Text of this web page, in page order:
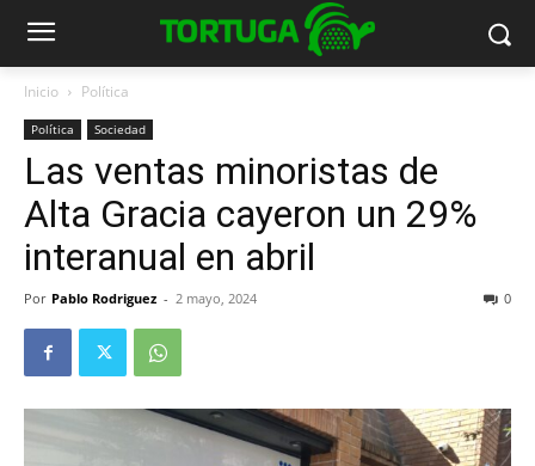
Inicio Política
Política Sociedad
Las ventas minoristas de
Alta Gracia cayeron un 29%
interanual en abril
Por Pablo Rodriguez - 2 mayo, 2024 0